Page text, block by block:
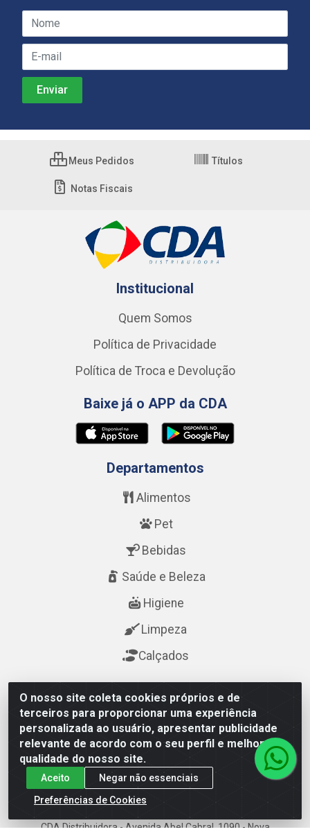
O nosso site coleta cookies próprios e de
terceiros para proporcionar uma experiência
personalizada ao usuário, apresentar publicidade
relevante de acordo com o seu perfil e melhorar a
qualidade do nosso site.
Aceito
Negar não essenciais
Preferências de Cookies
Meus Pedidos Títulos
Notas Fiscais
Institucional
Quem Somos
Política de Privacidade
Política de Troca e Devolução
Baixe já o APP da CDA
Departamentos
Alimentos
Pet
Bebidas
Saúde e Beleza
Higiene
Limpeza
Calçados
Fale Conosco
(84) 3615-7400
(84) 3615-7400
cda@cdanatal.com.br
CDA Distribuidora - Avenida Abel Cabral, 1090 - Nova